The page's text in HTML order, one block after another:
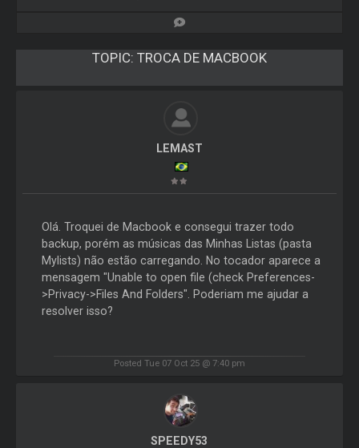
TOPIC: TROCA DE MACBOOK
LEMAST
Olá. Troquei de Macbook e consegui trazer todo
backup, porém as músicas das Minhas Listas (pasta
Mylists) não estão carregando. No tocador aparece a
mensagem "Unable to open file (check Preferences-
>Privacy->Files And Folders". Poderiam me ajudar a
resolver isso?
Posted Tue 07 Oct 25 @ 7:40 pm
SPEEDY53